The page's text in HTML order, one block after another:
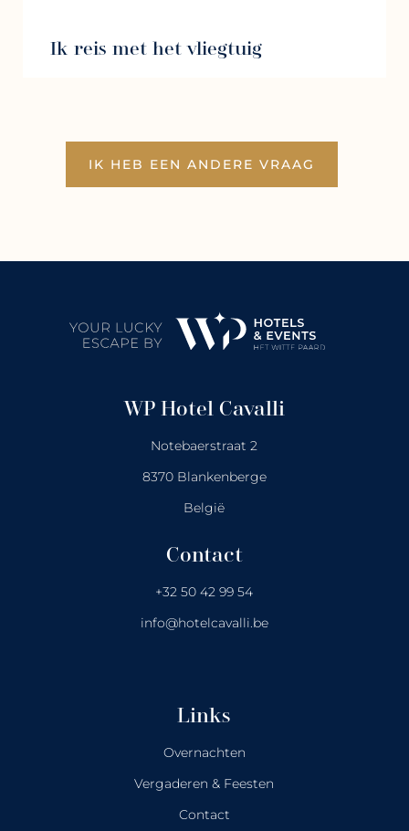
Ik reis met het vliegtuig
IK HEB EEN ANDERE VRAAG
WP Hotel Cavalli
Notebaerstraat 2
8370 Blankenberge
België
Contact
+32 50 42 99 54
info@hotelcavalli.be
Links
Overnachten
Vergaderen & Feesten
Contact